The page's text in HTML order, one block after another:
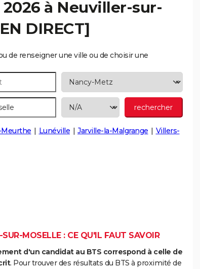
à Neuviller-sur-
DIRECT]
de renseigner une ville ou de choisir une
Lunéville Jarville-la-Malgrange
Villers-
MOSELLE : CE QU'IL FAUT SAVOIR
d'un candidat au BTS correspond à celle de
. Pour trouver des résultats du BTS à proximité de